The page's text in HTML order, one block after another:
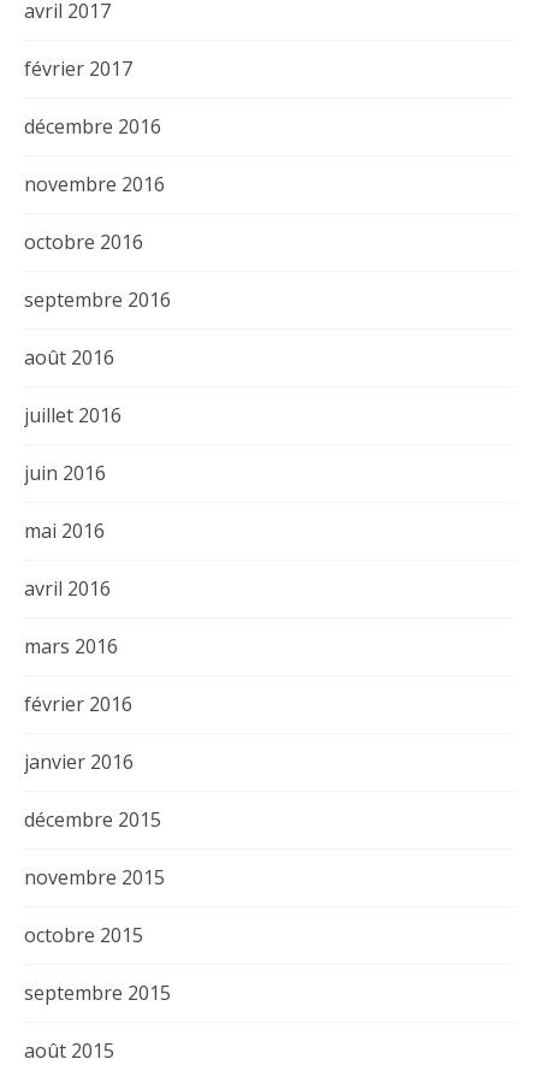
avril 2017
février 2017
décembre 2016
novembre 2016
octobre 2016
septembre 2016
août 2016
juillet 2016
juin 2016
mai 2016
avril 2016
mars 2016
février 2016
janvier 2016
décembre 2015
novembre 2015
octobre 2015
septembre 2015
août 2015